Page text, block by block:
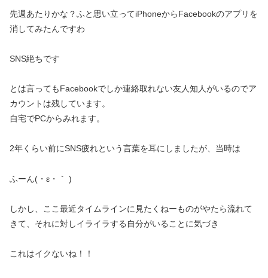
先週あたりかな？ふと思い立ってiPhoneからFacebookのアプリを
消してみたんですわ
SNS絶ちです
とは言ってもFacebookでしか連絡取れない友人知人がいるのでア
カウントは残しています。
自宅でPCからみれます。
2年くらい前にSNS疲れという言葉を耳にしましたが、当時は
ふーん(・ε・｀ )
しかし、ここ最近タイムラインに見たくねーものがやたら流れて
きて、それに対しイライラする自分がいることに気づき
これはイクないね！！